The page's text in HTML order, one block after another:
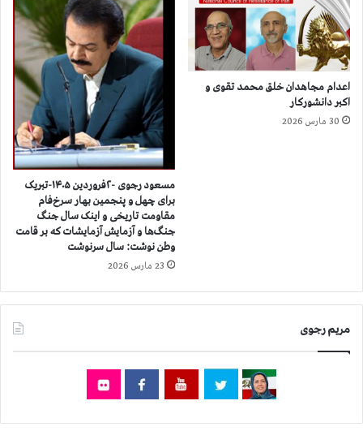
ز
خ
ی
ز
ش
د
ا
ا
ش
گ
ا
اعدام مجاهدان خلق محمد تقوی و
اکبر دانشورکار
30 مارس 2026
مسعود رجوی -۲فروردین ۱۴۰۵-تبریک
برای چهل و پنجمین بهار سرخ‌فام
مقاومت تاریخی و اینک سال جنگ
جنگ‌ها و آزمایش آزمایشات که بر قامت
وطن نوشت: سال سرنوشت
23 مارس 2026
مریم رجوی